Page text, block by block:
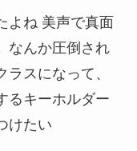
よね 美声で真面
なんか圧倒され
スになって、
るキーホルダー
けたい